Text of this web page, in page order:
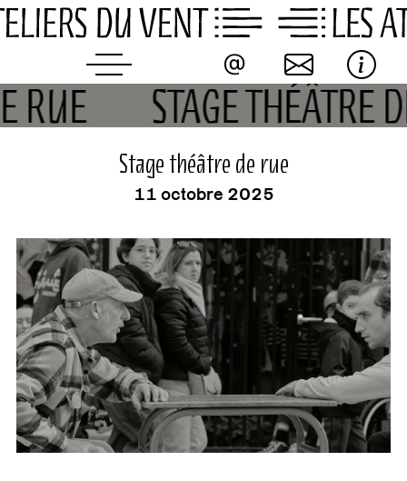
Skip
to
RUE STAGE THÉÂTRE
événement
Stage théâtre de rue
11 octobre 2025